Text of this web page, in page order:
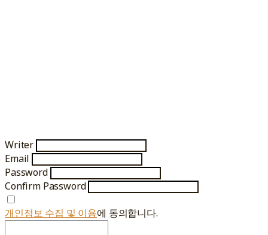
Writer
Email
Password
Confirm Password
개인정보 수집 및 이용에 동의합니다.